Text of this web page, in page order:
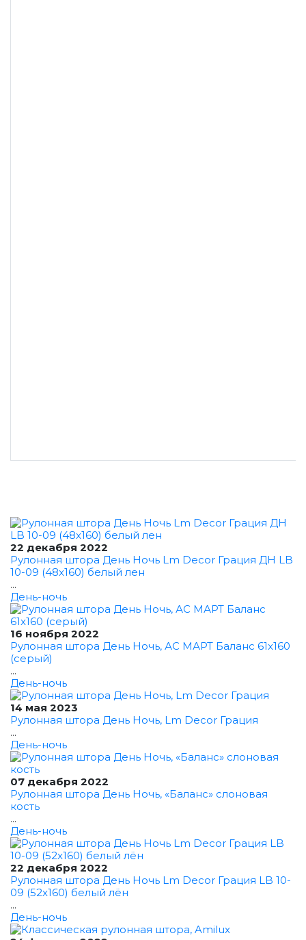
22 декабря 2022
Рулонная штора День Ночь Lm Decor Грация ДН LB
10-09 (48x160) белый лен
...
День-ночь
16 ноября 2022
Рулонная штора День Ночь, АС МАРТ Баланс 61x160
(серый)
...
День-ночь
14 мая 2023
Рулонная штора День Ночь, Lm Decor Грация
...
День-ночь
07 декабря 2022
Рулонная штора День Ночь, «Баланс» слоновая
кость
...
День-ночь
22 декабря 2022
Рулонная штора День Ночь Lm Decor Грация LB 10-
09 (52x160) белый лён
...
День-ночь